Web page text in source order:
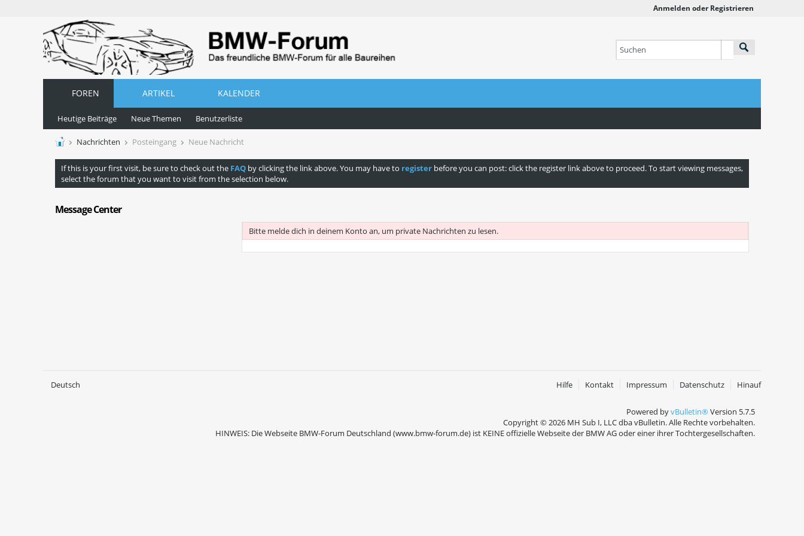
Anmelden oder Registrieren
FOREN ARTIKEL KALENDER
Heutige Beiträge Neue Themen Benutzerliste
Nachrichten Posteingang Neue Nachricht
If this is your first visit, be sure to check out the FAQ by clicking the link above. You may have to register before you can post: click the register link above to proceed. To start viewing messages,
select the forum that you want to visit from the selection below.
Message Center
Bitte melde dich in deinem Konto an, um private Nachrichten zu lesen.
Deutsch Hilfe Kontakt Impressum Datenschutz Hinauf
Powered byvBulletin®Version 5.7.5
Copyright © 2026 MH Sub I, LLC dba vBulletin. Alle Rechte vorbehalten.
HINWEIS: Die Webseite BMW-Forum Deutschland (www.bmw-forum.de) ist KEINE offizielle Webseite der BMW AG oder einer ihrer Tochtergesellschaften.